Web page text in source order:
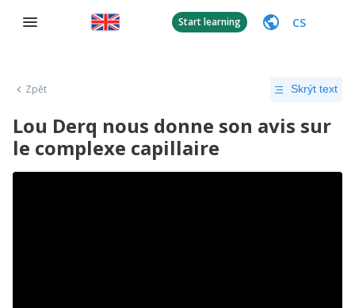
Start learning CS
Zpět Skrýt text
Lou Derq nous donne son avis sur
le complexe capillaire